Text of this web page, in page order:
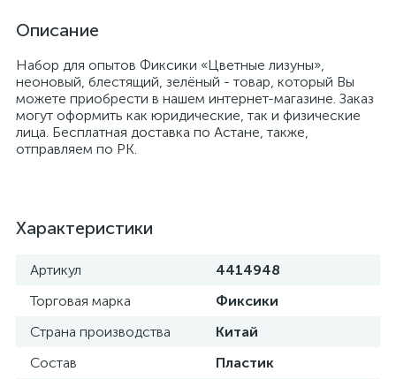
Описание
Набор для опытов Фиксики «Цветные лизуны»,
неоновый, блестящий, зелёный - товар, который Вы
можете приобрести в нашем интернет-магазине. Заказ
могут оформить как юридические, так и физические
лица. Бесплатная доставка по Астане, также,
отправляем по РК.
Характеристики
Артикул
4414948
Торговая марка
Фиксики
Страна производства
Китай
Состав
Пластик